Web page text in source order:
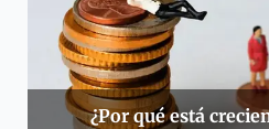
¿Por qué está